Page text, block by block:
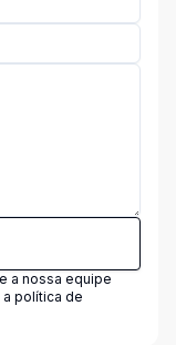
a nossa equipe
política de